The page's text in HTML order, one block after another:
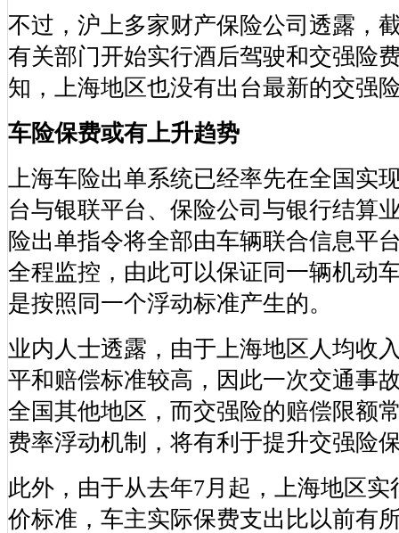
不过，沪上多家财产保险公司透露，
有关部门开始实行酒后驾驶和交强险
知，上海地区也没有出台最新的交强
车险保费或有上升趋势
上海车险出单系统已经率先在全国实
台与银联平台、保险公司与银行结算
险出单指令将全部由车辆联合信息平
全程监控，由此可以保证同一辆机动
是按照同一个浮动标准产生的。
业内人士透露，由于上海地区人均收
平和赔偿标准较高，因此一次交通事
全国其他地区，而交强险的赔偿限额
费率浮动机制，将有利于提升交强险
此外，由于从去年7月起，上海地区实
价标准，车主实际保费支出比以前有